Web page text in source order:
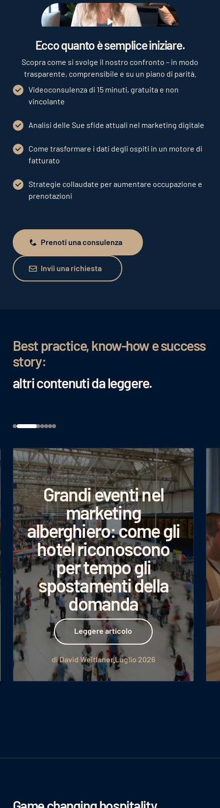
Play
Ecco quanto è semplice iniziare.
Scopra come si svolge il nostro confronto – in modo
trasparente, comprensibile e su un piano di parità.
Videoconsulenza di 15 minuti, gratuita e non
vincolante
Analisi delle Sue sfide attuali nel marketing digitale
Come trasformare i dati degli ospiti in un motore di
fatturato
Strategie collaudate per aumentare occupazione e
prenotazioni
Prenoti una consulenza
Prenoti una consulenza
Invii una richiesta
Invii una richiesta
Best practice, know-how e success
story:
altri contenuti da leggere.
Grandi eventi nel
marketing
alberghiero: come gli
hotel riconoscono
per tempo gli
spostamenti della
domanda
Leggere articolo
Leggere articolo
di David WeitlanerLuglio 2026